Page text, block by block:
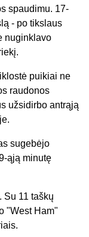
spaudimu. 17-
- po tikslaus
nuginklavo
puikiai ne
raudonos
užsidirbo antrąją
sugebėjo
ąją minutę
Su 11 taškų
"West Ham"